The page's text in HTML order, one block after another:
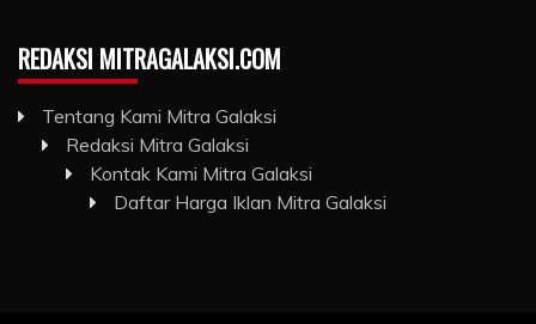
REDAKSI MITRAGALAKSI.COM
Tentang Kami Mitra Galaksi
Redaksi Mitra Galaksi
Kontak Kami Mitra Galaksi
Daftar Harga Iklan Mitra Galaksi